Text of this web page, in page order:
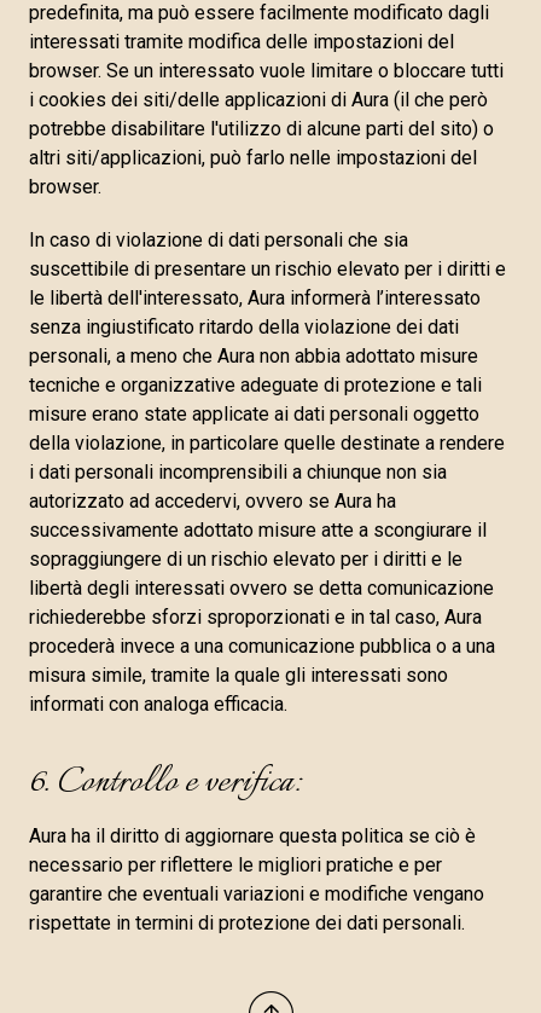
predefinita, ma può essere facilmente modificato dagli
interessati tramite modifica delle impostazioni del
browser. Se un interessato vuole limitare o bloccare tutti
i cookies dei siti/delle applicazioni di Aura (il che però
potrebbe disabilitare l'utilizzo di alcune parti del sito) o
altri siti/applicazioni, può farlo nelle impostazioni del
browser.
In caso di violazione di dati personali che sia
suscettibile di presentare un rischio elevato per i diritti e
le libertà dell'interessato, Aura informerà l’interessato
senza ingiustificato ritardo della violazione dei dati
personali, a meno che Aura non abbia adottato misure
tecniche e organizzative adeguate di protezione e tali
misure erano state applicate ai dati personali oggetto
della violazione, in particolare quelle destinate a rendere
i dati personali incomprensibili a chiunque non sia
autorizzato ad accedervi, ovvero se Aura ha
successivamente adottato misure atte a scongiurare il
sopraggiungere di un rischio elevato per i diritti e le
libertà degli interessati ovvero se detta comunicazione
richiederebbe sforzi sproporzionati e in tal caso, Aura
procederà invece a una comunicazione pubblica o a una
misura simile, tramite la quale gli interessati sono
informati con analoga efficacia.
6. Controllo e verifica:
Aura ha il diritto di aggiornare questa politica se ciò è
necessario per riflettere le migliori pratiche e per
garantire che eventuali variazioni e modifiche vengano
rispettate in termini di protezione dei dati personali.